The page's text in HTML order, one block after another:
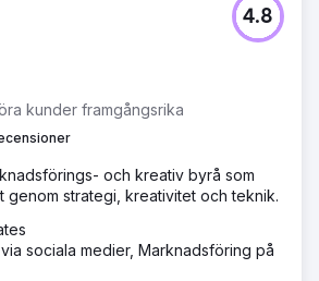
kunder framgångsrika
4.8
och kreativ byrå som
genom strategi, kreativitet och teknik.
sociala medier, Marknadsföring på